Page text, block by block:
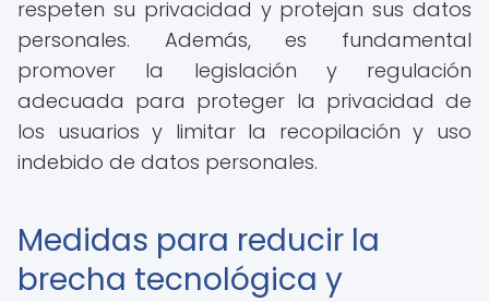
respeten su privacidad y protejan sus datos
personales. Además, es fundamental
promover la legislación y regulación
adecuada para proteger la privacidad de
los usuarios y limitar la recopilación y uso
indebido de datos personales.
Medidas para reducir la
brecha tecnológica y